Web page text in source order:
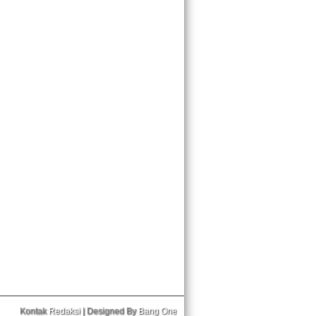
Kontak Redaksi| Designed By Bang One